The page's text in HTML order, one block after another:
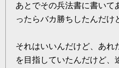
あとでその兵法書に書いて
ったらバカ勝ちしたんだけ
それはいいんだけど、あれ
を目指していたんだけど、